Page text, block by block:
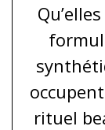
rituel